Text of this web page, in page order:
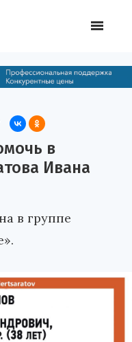
в
Ивана
в группе